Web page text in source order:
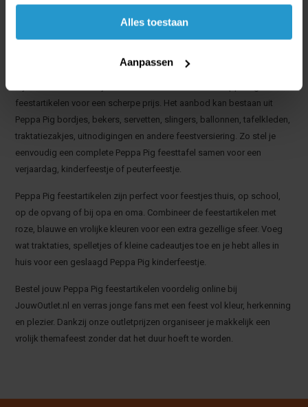
accepteren.
Alles toestaan
Aanpassen
geef je de verjaardagstafel en feestlocatie direct een herkenbare en
gezellige uitstraling. De vrolijke kleuren en bekende figuren zorgen
ervoor dat het feest meteen leuk en feestelijk aanvoelt.
feestartikelen voor een scherpe prijs. Het aanbod kan bestaan uit
Peppa Pig bordjes, bekers, servetten, slingers, ballonnen, tafelkleden,
traktatiezakjes, uitnodigingen en andere feestversiering. Zo stel je
eenvoudig een complete Peppa Pig feesttafel samen voor een
verjaardag, kinderfeestje of peuterfeestje.
Peppa Pig feestartikelen zijn perfect voor feestjes thuis, op school,
op de opvang of bij opa en oma. Combineer de feestartikelen met
roze, blauwe en vrolijke kleuren voor een extra gezellige sfeer. Voeg
wat traktaties, spelletjes of kleine cadeautjes toe en je hebt alles in
huis voor een geslaagd Peppa Pig kinderfeestje.
Bestel jouw Peppa Pig feestartikelen voordelig online bij
JouwOutlet.nl en verras jonge fans met een feest vol kleur, herkenning
en plezier. Dankzij onze outletprijzen organiseer je makkelijk een
vrolijk themafeest zonder dat het duur hoeft te worden.